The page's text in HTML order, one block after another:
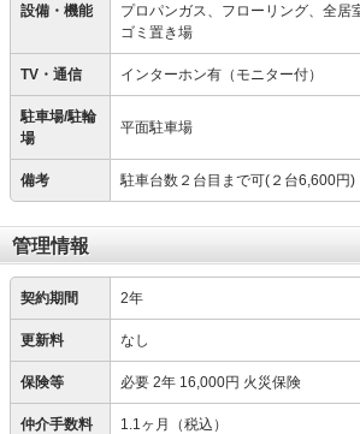
設備・機能
プロパンガス、フローリング、全居
ゴミ置き場
TV・通信 インターホン有（モニター付）
駐車場/駐輪
場
平面駐車場
備考 駐車台数２台目まで可(２台6,600円)
管理情報
契約期間 2年
更新料 なし
保険等 必要 2年 16,000円 火災保険
仲介手数料 1.1ヶ月（税込）